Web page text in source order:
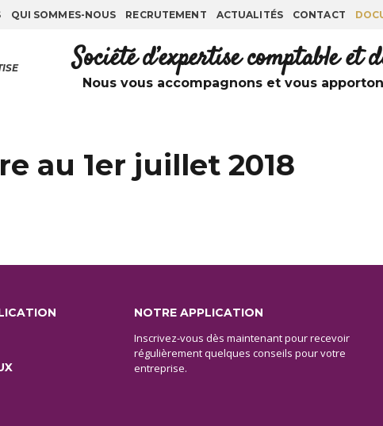
QUI SOMMES-NOUS RECRUTEMENT ACTUALITÉS CONTACT
Société d’expertise comptable
Nous vous accompagnons et vous
au 1er juillet 2018
NOTRE APPLICATION
Inscrivez-vous dès maintenant pour recevoir
régulièrement quelques conseils pour votre
entreprise.